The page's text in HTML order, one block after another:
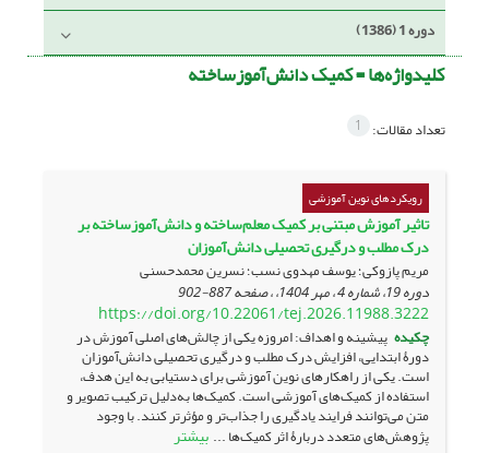
دوره 1 (1386)
کلیدواژه‌ها =کمیک دانش‌آموز‌ساخته
تعداد مقالات: 1
رویکردهای نوین آموزشی
تاثیر آموزش مبتنی بر کمیک معلم‌ساخته و دانش‌آموزساخته بر
درک مطلب و درگیری تحصیلی دانش‌آموزان
مریم پازوکی؛ یوسف مهدوی نسب؛ نسرین محمدحسنی
دوره 19، شماره 4 ، مهر 1404، ، صفحه 887-902
https://doi.org/10.22061/tej.2026.11988.3222
چکیده پیشینه و اهداف: امروزه یکی از چالش‌های اصلی آموزش در
دورۀ ابتدایی، افزایش درک مطلب و درگیری تحصیلی دانش‌آموزان
است. یکی از راهکارهای نوین آموزشی برای دستیابی به این هدف،
استفاده از کمیک‌های آموزشی است. کمیک‌ها به‌دلیل ترکیب تصویر و
متن می‌توانند فرایند یادگیری را جذاب‌تر و مؤثرتر کنند. با وجود
پژوهش‌های متعدد دربارۀ اثر کمیک‌ها ... بیشتر